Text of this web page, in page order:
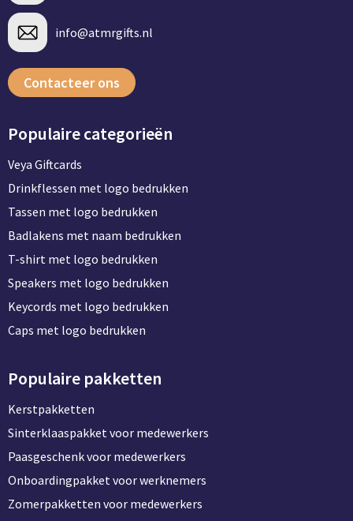
info@atmrgifts.nl
Contacteer ons
Populaire categorieën
Veya Giftcards
Drinkflessen met logo bedrukken
Tassen met logo bedrukken
Badlakens met naam bedrukken
T-shirt met logo bedrukken
Speakers met logo bedrukken
Keycords met logo bedrukken
Caps met logo bedrukken
Populaire pakketten
Kerstpakketten
Sinterklaaspakket voor medewerkers
Paasgeschenk voor medewerkers
Onboardingpakket voor werknemers
Zomerpakketten voor medewerkers